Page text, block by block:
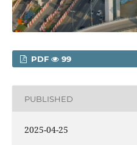
PDF 99
PUBLISHED
2025-04-25